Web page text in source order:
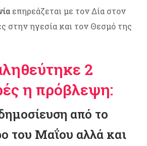
επηρεάζεται με τον Δία στον
στην ηγεσία και τον Θεσμό της
2
η πρόβλεψη:
από το
του Μαΐου αλλά και